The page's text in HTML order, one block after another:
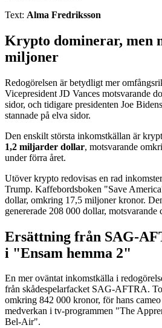
Text: Alma Fredriksson
Krypto dominerar, men
miljoner
Redogörelsen är betydligt mer
Vicepresident JD Vances motsvarande
sidor, och tidigare presidenten Joe
stannade på elva sidor.
Den enskilt största inkomstkällan är
1,2 miljarder dollar, motsvarande
under förra året.
Utöver krypto redovisas en rad
Trump. Kaffebordsboken "Save
dollar, omkring 17,5 miljoner kronor.
genererade 208 000 dollar,
Ersättning från SAG-
i "Ensam hemma 2"
En mer oväntat inkomstkälla i
från skådespelarfacket SAG-AFTRA.
omkring 842 000 kronor, för hans
medverkan i tv-programmen "The
Bel-Air".